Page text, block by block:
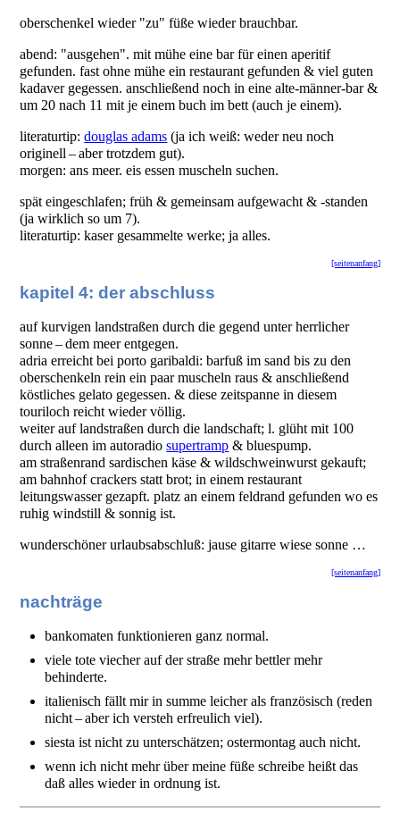
oberschenkel wieder "zu" füße wieder brauchbar.
abend: "ausgehen". mit mühe eine bar für einen aperitif
gefunden. fast ohne mühe ein restaurant gefunden & viel guten
kadaver gegessen. anschließend noch in eine alte-männer-bar &
um 20 nach 11 mit je einem buch im bett (auch je einem).
literaturtip:douglas adams (ja ich weiß: weder neu noch
originell – aber trotzdem gut).
morgen: ans meer. eis essen muscheln suchen.
spät eingeschlafen; früh & gemeinsam aufgewacht & -standen
(ja wirklich so um 7).
literaturtip: kaser gesammelte werke; ja alles.
[seitenanfang]
kapitel 4: der abschluss
auf kurvigen landstraßen durch die gegend unter herrlicher
sonne – dem meer entgegen.
adria erreicht bei porto garibaldi: barfuß im sand bis zu den
oberschenkeln rein ein paar muscheln raus & anschließend
köstliches gelato gegessen. & diese zeitspanne in diesem
touriloch reicht wieder völlig.
weiter auf landstraßen durch die landschaft; l. glüht mit 100
durch alleen im autoradiosupertramp & bluespump.
am straßenrand sardischen käse & wildschweinwurst gekauft;
am bahnhof crackers statt brot; in einem restaurant
leitungswasser gezapft. platz an einem feldrand gefunden wo es
ruhig windstill & sonnig ist.
wunderschöner urlaubsabschluß: jause gitarre wiese sonne …
[seitenanfang]
nachträge
bankomaten funktionieren ganz normal.
viele tote viecher auf der straße mehr bettler mehr
behinderte.
italienisch fällt mir in summe leicher als französisch (reden
nicht – aber ich versteh erfreulich viel).
siesta ist nicht zu unterschätzen; ostermontag auch nicht.
wenn ich nicht mehr über meine füße schreibe heißt das
daß alles wieder in ordnung ist.